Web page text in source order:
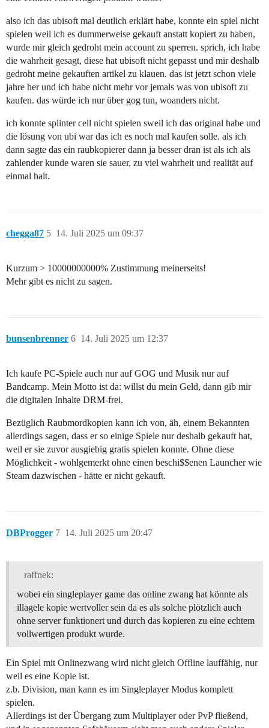
also ich das ubisoft mal deutlich erklärt habe, konnte ein spiel nicht
spielen weil ich es dummerweise gekauft anstatt kopiert zu haben,
wurde mir gleich gedroht mein account zu sperren. sprich, ich habe
die wahrheit gesagt, diese hat ubisoft nicht gepasst und mir deshalb
gedroht meine gekauften artikel zu klauen. das ist jetzt schon viele
jahre her und ich habe nicht mehr vor jemals was von ubisoft zu
kaufen. das würde ich nur über gog tun, woanders nicht.
ich konnte splinter cell nicht spielen sweil ich das original habe und
die lösung von ubi war das ich es noch mal kaufen solle. als ich
dann sagte das ein raubkopierer dann ja besser dran ist als ich als
zahlender kunde waren sie sauer, zu viel wahrheit und realität auf
einmal halt.
chegga87 14. Juli 2025 um 09:37
5
Kurzum > 10000000000% Zustimmung meinerseits!
Mehr gibt es nicht zu sagen.
bunsenbrenner 14. Juli 2025 um 12:37
6
Ich kaufe PC-Spiele auch nur auf GOG und Musik nur auf
Bandcamp. Mein Motto ist da: willst du mein Geld, dann gib mir
die digitalen Inhalte DRM-frei.
Bezüglich Raubmordkopien kann ich von, äh, einem Bekannten
allerdings sagen, dass er so einige Spiele nur deshalb gekauft hat,
weil er sie zuvor ausgiebig gratis spielen konnte. Ohne diese
Möglichkeit - wohlgemerkt ohne einen beschi$$enen Launcher wie
Steam dazwischen - hätte er nicht gekauft.
DBProgger 14. Juli 2025 um 20:47
7
raffnek:
wobei ein singleplayer game das online zwang hat könnte als
illagele kopie wertvoller sein da es als solche plötzlich auch
ohne server funktionert und durch das kopieren zu eine echtem
vollwertigen produkt wurde.
Ein Spiel mit Onlinezwang wird nicht gleich Offline lauffähig, nur
weil es eine Kopie ist.
z.b. Division, man kann es im Singleplayer Modus komplett
spielen.
Allerdings ist der Übergang zum Multiplayer oder PvP fließend,